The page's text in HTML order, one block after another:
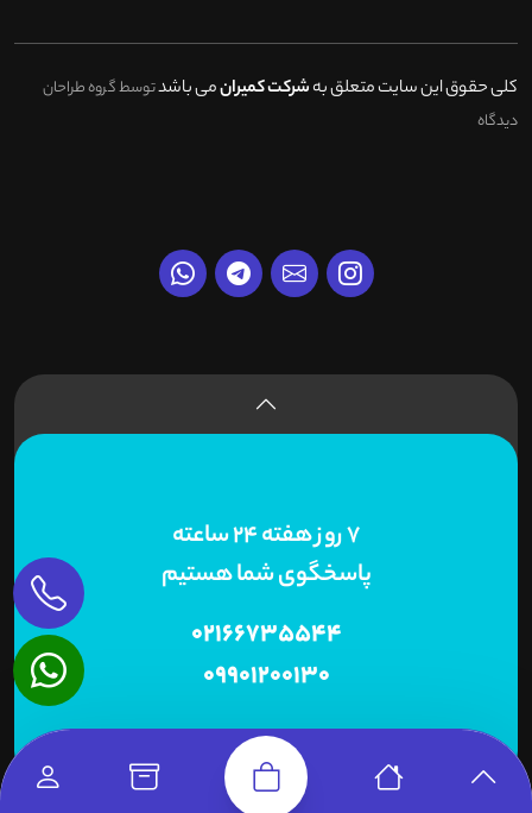
کلی حقوق این سایت متعلق بهشرکت کمیرانمی باشدتوسط گروه طراحان
دیدگاه
7 روز هفته 24 ساعته
پاسخگوی شما هستیم
02166735544
09901200130